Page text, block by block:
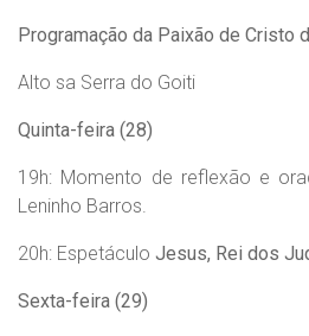
Programação da Paixão de Cristo
Alto sa Serra do Goiti
Quinta-feira (28)
19h: Momento de reflexão e
Leninho Barros.
20h: Espetáculo Jesus, Rei dos
Sexta-feira (29)